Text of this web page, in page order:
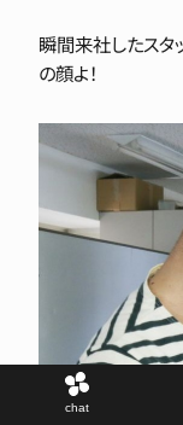
瞬間来社したスタ
の顔よ！
chat